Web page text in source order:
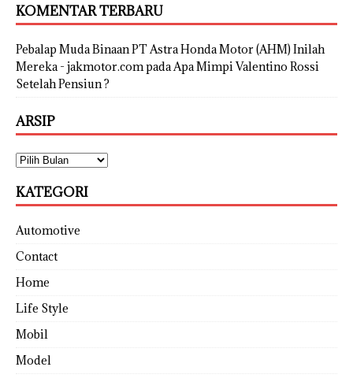
KOMENTAR TERBARU
Pebalap Muda Binaan PT Astra Honda Motor (AHM) Inilah
Mereka - jakmotor.compadaApa Mimpi Valentino Rossi
Setelah Pensiun ?
ARSIP
KATEGORI
Automotive
Contact
Home
Life Style
Mobil
Model